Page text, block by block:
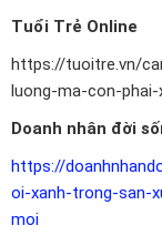
Tuổi Trẻ Online
https://tuoitre.vn/
luong-ma-con-phai-
Doanh nhân đời
https://
oi-xanh-trong-san-
moi